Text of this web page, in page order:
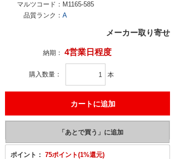
マルツコード： M1165-585
品質ランク： A
メーカー取り寄せ
納期： 4営業日程度
購入数量 本
ポイント： 75ポイント(1%還元)